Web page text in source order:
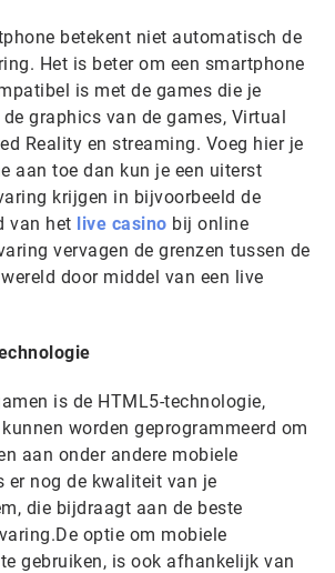
betekent niet automatisch de
Het is beter om een smartphone
is met de games die je
graphics van de games, Virtual
Reality en streaming. Voeg hier je
aan toe dan kun je een uiterst
krijgen in bijvoorbeeld de
van het live casino bij online
vervagen de grenzen tussen de
door middel van een live
is de HTML5-technologie,
worden geprogrammeerd om
aan onder andere mobiele
er nog de kwaliteit van je
die bijdraagt aan de beste
optie om mobiele
gebruiken, is ook afhankelijk van